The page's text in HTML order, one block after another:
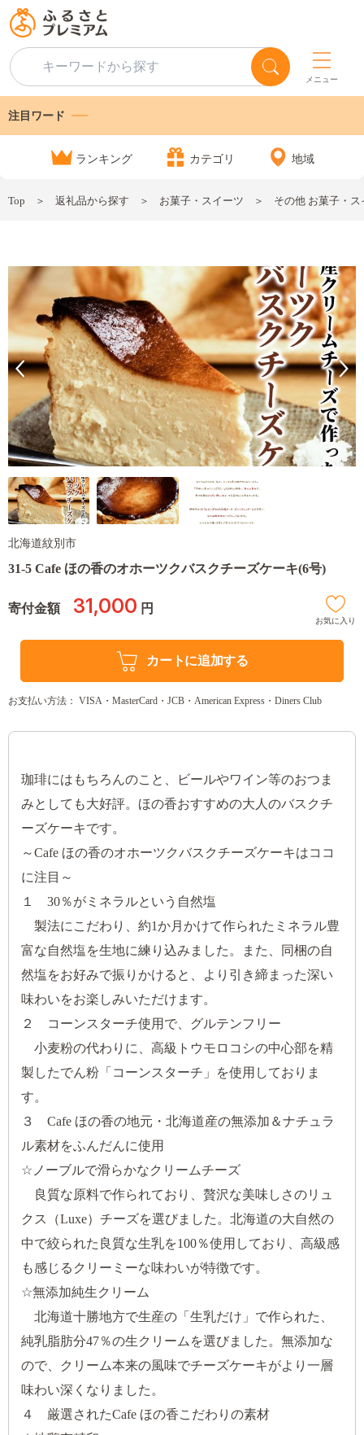
メニュー
注目ワード
ランキング カテゴリ 地域
Top 返礼品から探す お菓子・スイーツ その他 お菓子・ス
北海道紋別市
31-5 Cafe ほの香のオホーツクバスクチーズケーキ(6号)
寄付金額 31,000 円
お気に入り
カートに追加する
お支払い方法： VISA・MasterCard・JCB・American Express・Diners Club
珈琲にはもちろんのこと、ビールやワイン等のおつま
みとしても大好評。ほの香おすすめの大人のバスクチ
ーズケーキです。
～Cafe ほの香のオホーツクバスクチーズケーキはココ
に注目～
１ 30％がミネラルという自然塩
製法にこだわり、約1か月かけて作られたミネラル豊
富な自然塩を生地に練り込みました。また、同梱の自
然塩をお好みで振りかけると、より引き締まった深い
味わいをお楽しみいただけます。
２ コーンスターチ使用で、グルテンフリー
小麦粉の代わりに、高級トウモロコシの中心部を精
製したでん粉「コーンスターチ」を使用しておりま
す。
３ Cafe ほの香の地元・北海道産の無添加＆ナチュラ
ル素材をふんだんに使用
☆ノーブルで滑らかなクリームチーズ
良質な原料で作られており、贅沢な美味しさのリュ
クス（Luxe）チーズを選びました。北海道の大自然の
中で絞られた良質な生乳を100％使用しており、高級感
も感じるクリーミーな味わいが特徴です。
☆無添加純生クリーム
北海道十勝地方で生産の「生乳だけ」で作られた、
純乳脂肪分47％の生クリームを選びました。無添加な
ので、クリーム本来の風味でチーズケーキがより一層
味わい深くなりました。
４ 厳選されたCafe ほの香こだわりの素材